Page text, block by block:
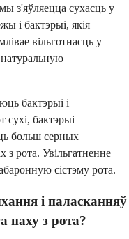
з'яўляецца сухасць у
і бактэрыі, якія
вільготнасць у
бактэрыі і
сухі, бактэрыі
больш серных
з рота. Увільгатненне
сістэму рота.
і паласканняў
паху з рота?